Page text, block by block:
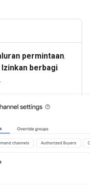
permintaan.
Izinkan berbagi
.